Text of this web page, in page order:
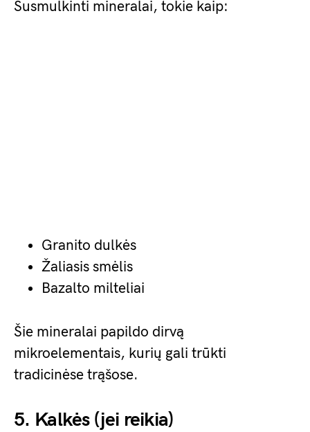
Susmulkinti mineralai, tokie kaip:
Granito dulkės
Žaliasis smėlis
Bazalto milteliai
Šie mineralai papildo dirvą
mikroelementais, kurių gali trūkti
tradicinėse trąšose.
5. Kalkės (jei reikia)